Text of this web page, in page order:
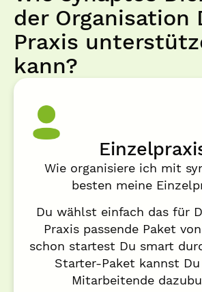
der Organisation
Praxis
kann?​
Wie organisiere ich mit
besten meine
Du wählst einfach das für
Praxis passende Paket
schon startest Du smart
Starter-Paket kannst
Mitarbeitende